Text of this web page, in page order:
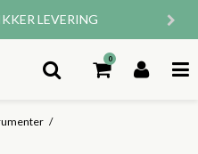
LEVERING
0
/